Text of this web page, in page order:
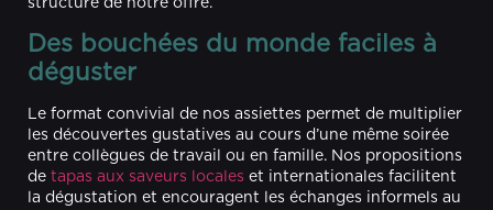
Des bouchées du monde faciles à
déguster
Le format convivial de nos assiettes permet de multiplier
les découvertes gustatives au cours d’une même soirée
entre collègues de travail ou en famille. Nos propositions
de tapas aux saveurs locales et internationales facilitent
la dégustation et encouragent les échanges informels au